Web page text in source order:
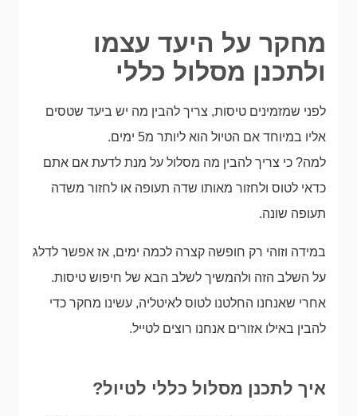
מחקר על היעד עצמו
ולתכנן מסלול כללי
לפני שמזמינים טיסות, צריך להבין מה יש ביעד שטסים
אליו במיוחד אם הטיול הוא ליותר מ5 ימים.
למה? כי צריך להבין מה מסלול על מנת לדעת אם אתם
כדאי לטוס ולחזור מאותו שדה תעופה או לחזור משדה
תעופה שונה.
במידה וזוהי רק חופשה קצרה לכמה ימים, אז אפשר לדלג
על השלב הזה ולהמשיך לשלב הבא של חיפוש טיסות.
אחרי שאנחנו החלטנו לטוס לאיטליה, עשינו מחקר כדי
להבין באילו אזורים אנחנו רוצים לטייל.
איך לתכנן מסלול כללי לטיול?